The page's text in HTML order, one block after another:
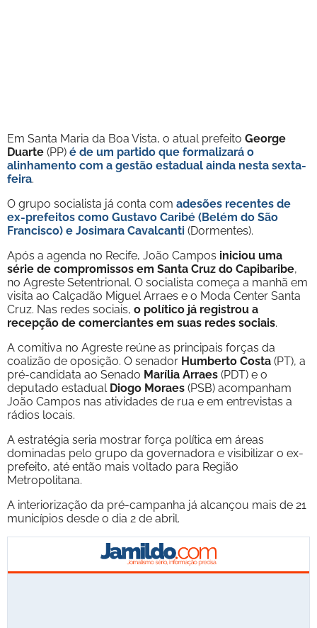
Em Santa Maria da Boa Vista, o atual prefeito George
Duarte (PP) é de um partido que formalizará o
alinhamento com a gestão estadual ainda nesta sexta-
feira.
O grupo socialista já conta com adesões recentes de
ex-prefeitos como Gustavo Caribé (Belém do São
Francisco) e Josimara Cavalcanti (Dormentes).
Após a agenda no Recife, João Campos iniciou uma
série de compromissos em Santa Cruz do Capibaribe,
no Agreste Setentrional. O socialista começa a manhã em
visita ao Calçadão Miguel Arraes e o Moda Center Santa
Cruz. Nas redes sociais, o político já registrou a
recepção de comerciantes em suas redes sociais.
A comitiva no Agreste reúne as principais forças da
coalizão de oposição. O senador Humberto Costa (PT), a
pré-candidata ao Senado Marília Arraes (PDT) e o
deputado estadual Diogo Moraes (PSB) acompanham
João Campos nas atividades de rua e em entrevistas a
rádios locais.
A estratégia seria mostrar força política em áreas
dominadas pelo grupo da governadora e visibilizar o ex-
prefeito, até então mais voltado para Região
Metropolitana.
A interiorização da pré-campanha já alcançou mais de 21
municípios desde o dia 2 de abril.